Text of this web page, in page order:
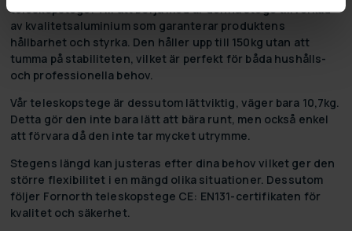
teleskopstege. Till att börja med är denna stege tillverkad
av kvalitetsaluminium som garanterar produktens
hållbarhet och styrka. Den håller upp till 150kg utan att
tumma på stabiliteten, vilket är perfekt för båda hushålls-
och professionella behov.
Vår teleskopstege är dessutom lättviktig, väger bara 10,7kg.
Detta gör den inte bara lätt att bära runt, men också enkel
att förvara då den inte tar mycket utrymme.
Stegens längd kan justeras efter dina behov vilket ger den
större flexibilitet i en mängd olika situationer. Dessutom
följer Fornorth teleskopstege CE: EN131-certifikaten för
kvalitet och säkerhet.